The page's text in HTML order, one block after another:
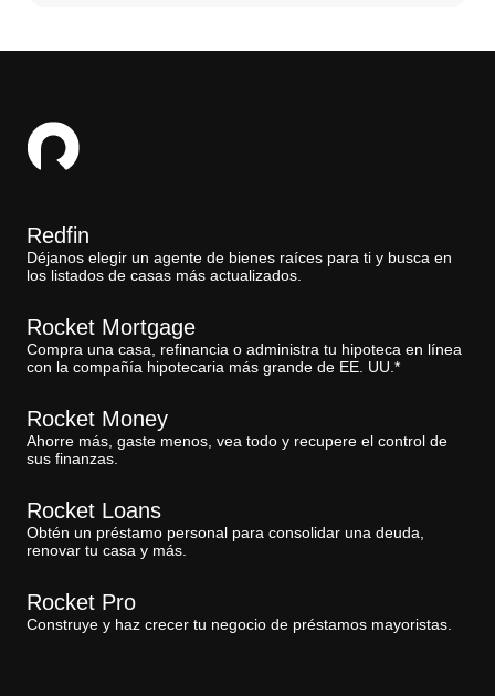
Redfin
Déjanos elegir un agente de bienes raíces para ti y busca en
los listados de casas más actualizados.
Rocket Mortgage
Compra una casa, refinancia o administra tu hipoteca en línea
con la compañía hipotecaria más grande de EE. UU.*
Rocket Money
Ahorre más, gaste menos, vea todo y recupere el control de
sus finanzas.
Rocket Loans
Obtén un préstamo personal para consolidar una deuda,
renovar tu casa y más.
Rocket Pro
Construye y haz crecer tu negocio de préstamos mayoristas.